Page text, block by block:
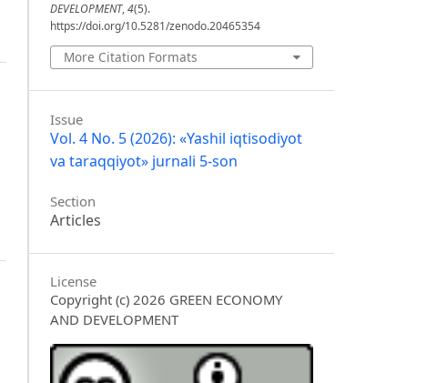
DEVELOPMENT,4(5).
https://doi.org/10.5281/zenodo.20465354
More Citation Formats
Issue
Vol. 4 No. 5 (2026): «Yashil iqtisodiyot
va taraqqiyot» jurnali 5-son
Section
Articles
License
Copyright (c) 2026 GREEN ECONOMY
AND DEVELOPMENT